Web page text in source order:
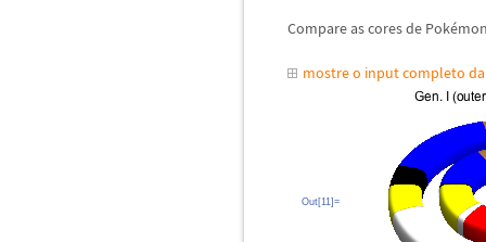
Compare as cores de Poké
mostre o input completo
Out[11]=